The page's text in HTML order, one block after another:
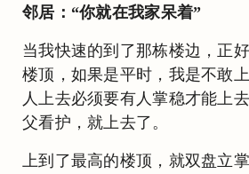
邻居：“你就在我家呆着”
当我快速的到了那栋楼边，正
楼顶，如果是平时，我是不敢
人上去必须要有人掌稳才能上
父看护，就上去了。
上到了最高的楼顶，就双盘立